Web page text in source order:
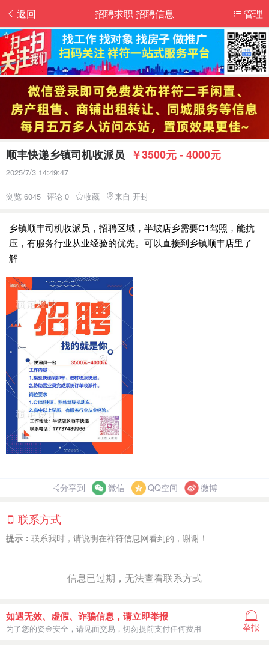
返回 管理
招聘求职 招聘信息
顺丰快递乡镇司机收派员 ￥3500元 - 4000元
2025/7/3 14:49:47
浏览 6045 评论 0 收藏 来自 开封
乡镇顺丰司机收派员，招聘区域，半坡店乡需要C1驾照，能抗
压，有服务行业从业经验的优先。可以直接到乡镇顺丰店里了
解
分享到 微信 QQ空间 微博
联系方式
提示： 联系我时，请说明在祥符信息网看到的，谢谢！
信息已过期，无法查看联系方式
如遇无效、虚假、诈骗信息，请立即举报
为了您的资金安全，请见面交易，切勿提前支付任何费用 举报